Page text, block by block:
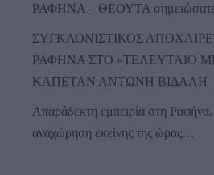
ΡΑΦΗΝΑ – ΘΕΟΥΤΑ
ΣΥΓΚΛΟΝΙΣΤΙΚΟΣ
ΡΑΦΗΝΑ ΣΤΟ «ΤΕΛΕΥΤΑΙΟ
ΚΑΠΕΤΑΝ ΑΝΤΩΝΗ ΒΙΔΑΛΗ
Απαράδεκτη εμπειρία στη
αναχώρηση εκείνης της ώρας…